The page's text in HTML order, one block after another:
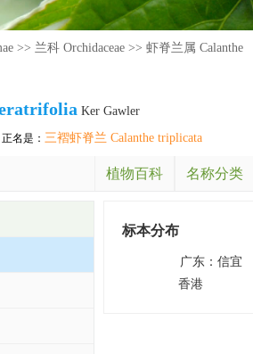
>> 兰科 Orchidaceae >> 虾脊兰属 Calanthe
Ker Gawler
名是： 三褶虾脊兰 Calanthe triplicata
植物百科 名称分类
标本分布
广东： 信宜
香港